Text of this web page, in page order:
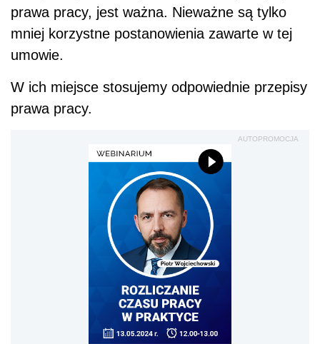
prawa pracy, jest ważna. Nieważne są tylko
mniej korzystne postanowienia zawarte w tej
umowie.
W ich miejsce stosujemy odpowiednie przepisy
prawa pracy.
AUTOPROMOCJA